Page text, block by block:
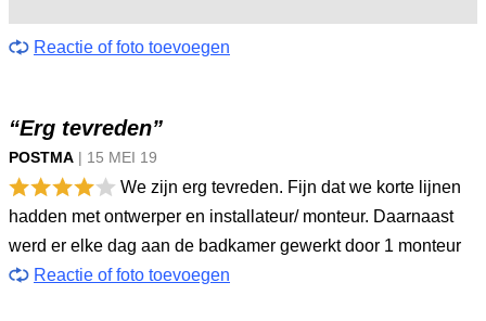
Reactie of foto toevoegen
“Erg tevreden”
POSTMA | 15 MEI 19
We zijn erg tevreden. Fijn dat we korte lijnen
hadden met ontwerper en installateur/ monteur. Daarnaast
werd er elke dag aan de badkamer gewerkt door 1 monteur
Reactie of foto toevoegen